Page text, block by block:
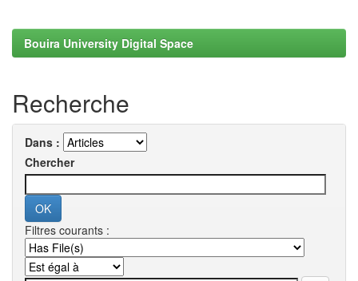
Bouira University Digital Space
Recherche
Dans :
Chercher
Filtres courants :